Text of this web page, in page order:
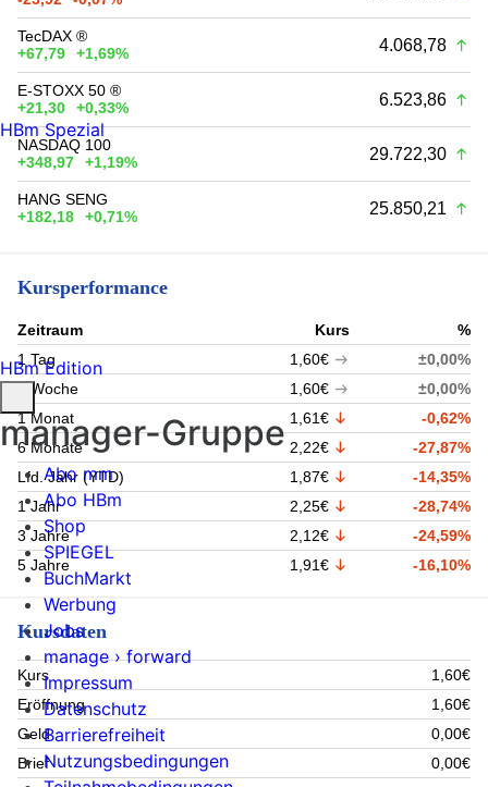
TecDAX ®
+67,79
+1,69% 4.068,78
E-STOXX 50 ®
+21,30
+0,33% 6.523,86
NASDAQ 100
+348,97
+1,19% 29.722,30
HANG SENG
+182,18
+0,71% 25.850,21
Kursperformance
Zeitraum Kurs
%
1 Tag
1,60€
±0,00%
1 Woche
1,60€
±0,00%
1 Monat
1,61€
-0,62%
6 Monate
2,22€
-27,87%
Lfd. Jahr (YTD)
1,87€
-14,35%
1 Jahr
2,25€
-28,74%
3 Jahre
2,12€
-24,59%
5 Jahre
1,91€ -16,10%
Kursdaten
Kurs
1,60€
Eröffnung
1,60€
Geld
0,00€
Brief
0,00€
HBm Spezial
HBm Edition
manager-Gruppe
Abo mm
Abo HBm
Shop
SPIEGEL
BuchMarkt
Werbung
Jobs
manage › forward
Impressum
Datenschutz
Barrierefreiheit
Nutzungsbedingungen